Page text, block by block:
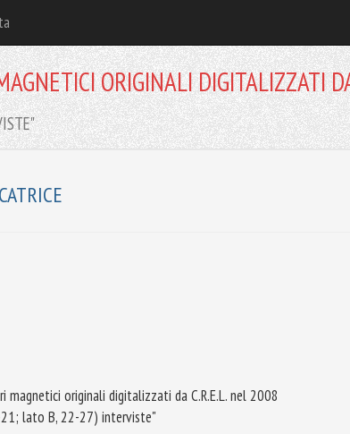
ORIGINALI DIGITALIZZATI
magnetici originali digitalizzati da C.R.E.L. nel 2008
lato B, 22-27) interviste"